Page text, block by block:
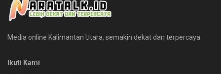
Media online Kalimantan Utara, semakin dekat dan terpercaya
Ikuti Kami